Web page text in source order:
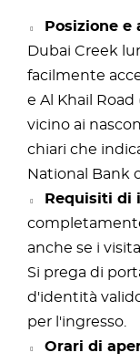
Posizione e
Dubai Creek
facilmente
e Al Khail
vicino ai
chiari che
National Bank
Requisiti di
anche se i
Si prega di
d'identità
per l'ingresso.
Orari di